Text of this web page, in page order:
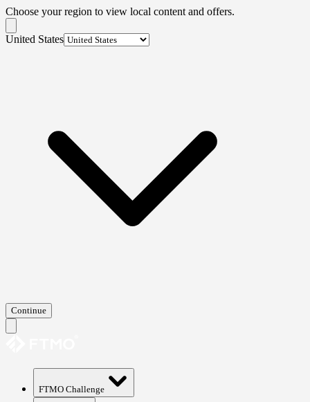
Choose your region to view local content and offers.
United States
Continue
FTMO Challenge